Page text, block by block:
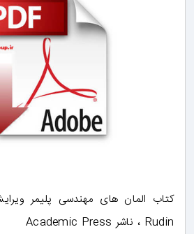
Rudin ، ناشر Academic Press